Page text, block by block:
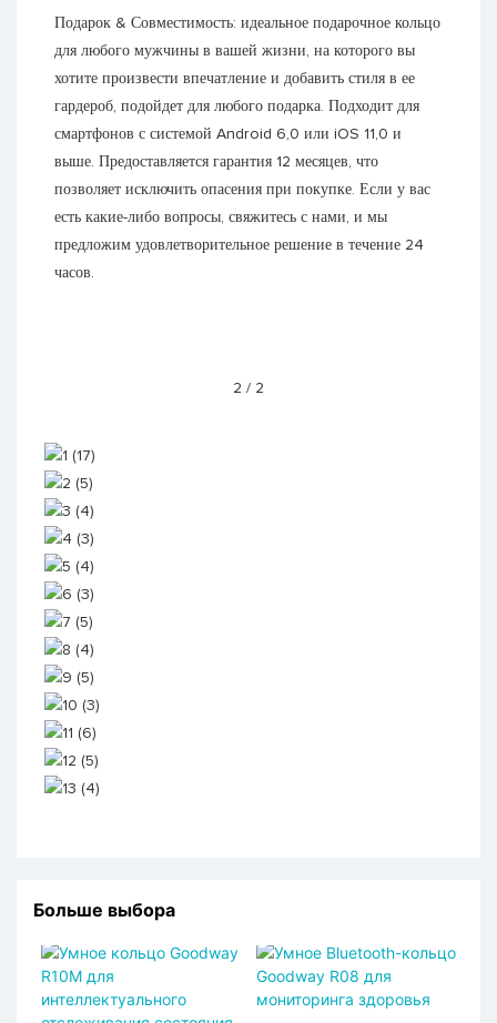
2 / 2
Подарок & Совместимость: идеальное подарочное кольцо
для любого мужчины в вашей жизни, на которого вы
хотите произвести впечатление и добавить стиля в ее
гардероб, подойдет для любого подарка. Подходит для
смартфонов с системой Android 6,0 ​​или iOS 11,0 и
выше. Предоставляется гарантия 12 месяцев, что
позволяет исключить опасения при покупке. Если у вас
есть какие-либо вопросы, свяжитесь с нами, и мы
предложим удовлетворительное решение в течение 24
часов.
Больше выбора